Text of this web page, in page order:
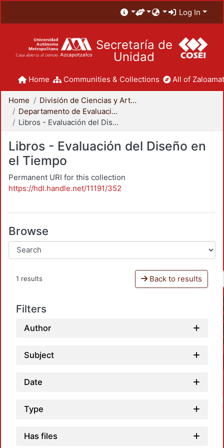
Log In
Secretaría de
Unidad
Home Communities & Collections All of
Home
División de Ciencias y Artes para el Diseño
Departamento de Evaluación del Diseño en el Tiempo
Libros - Evaluación del Diseño en el Tiempo
Libros - Evaluación del Diseño en
el Tiempo
Permanent URI for this collection
https://hdl.handle.net/11191/352
Browse
1 results Back to results
Filters
Author
Subject
Date
Type
Has files